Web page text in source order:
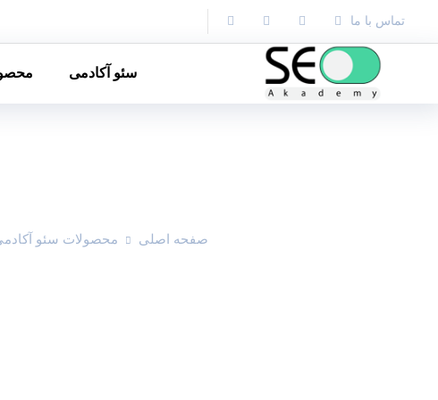
تماس با ما
سئو آکادمی
صفحه اصلی محصولات سئو